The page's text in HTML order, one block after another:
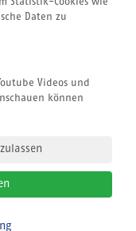
Daten zu
Videos und
können